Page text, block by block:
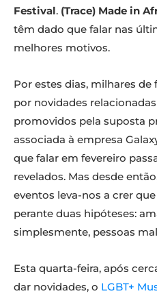
Festival. (Trace) Made in
têm dado que falar nas
melhores motivos.
Por estes dias, milhares
por novidades
promovidos pela suposta
associada à empresa
que falar em fevereiro
revelados. Mas desde
eventos leva-nos a crer
perante duas hipóteses:
simplesmente, pessoas
Esta quarta-feira, após
dar novidades, o LGBT+